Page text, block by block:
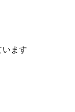
います